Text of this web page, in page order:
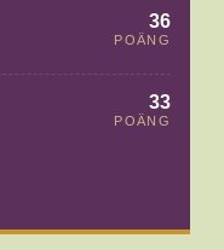
36
POÄNG
33
POÄNG